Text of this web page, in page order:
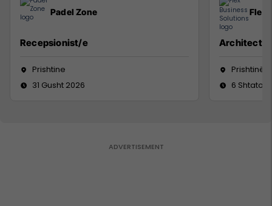
Padel Zone
Recepsionist/e
Prishtine
31 Gusht 2026
Flex
Architect
Prishtinë
6 Shtator